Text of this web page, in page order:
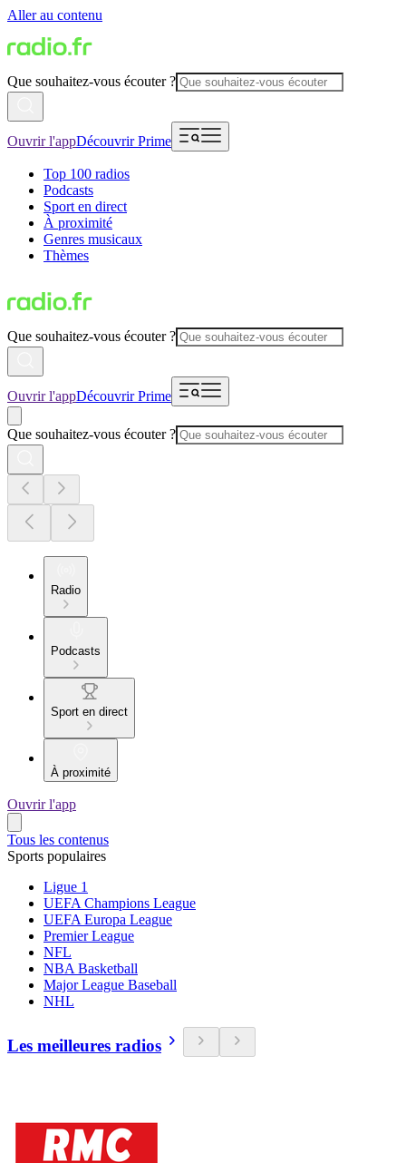
Aller au contenu
Que souhaitez-vous écouter ?
Ouvrir l'appDécouvrir Prime
Top 100 radios
Podcasts
Sport en direct
À proximité
Genres musicaux
Thèmes
Que souhaitez-vous écouter ?
Ouvrir l'appDécouvrir Prime
Que souhaitez-vous écouter ?
Radio
Podcasts
Sport en direct
À proximité
Ouvrir l'app
Tous les contenus
Sports populaires
Ligue 1
UEFA Champions League
UEFA Europa League
Premier League
NFL
NBA Basketball
Major League Baseball
NHL
Les meilleures radios